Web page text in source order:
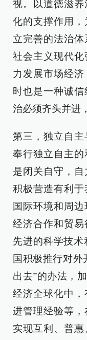
视。以道德滋
化的支撑作用
立完善的法治
社会主义现代
力发展市场经
时也是一种诚
治必须齐头并进
第三，独立自
奉行独立自主
是闭关自守，
积极营造有利
国际环境和周
经济合作和贸易
先进的科学技术
国积极推行对外
出去”的办法，
经济全球化中
进管理经验等
实现互利、普